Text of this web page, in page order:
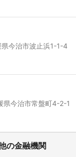
今治市波止浜1-1-4
今治市常盤町4-2-1
の金融機関